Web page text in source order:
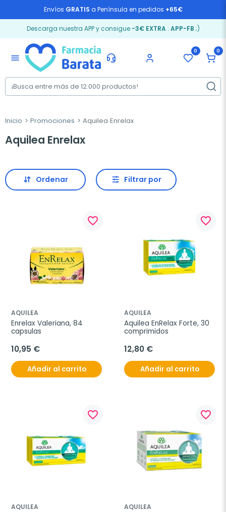
Envíos GRATIS a Península en pedidos +65€
Descarga nuestra APP y consigue -3€ EXTRA: APP-FB ;)
menu
0 0
Inicio Promociones Aquilea Enrelax
Aquilea Enrelax
Ordenar Filtrar por
favorite_border
AQUILEA
Enrelax Valeriana, 84
capsulas
10,95 €
Añadir al carrito
favorite_border
AQUILEA
Aquilea EnRelax Forte, 30
comprimidos
12,80 €
Añadir al carrito
favorite_border
AQUILEA
favorite_border
AQUILEA